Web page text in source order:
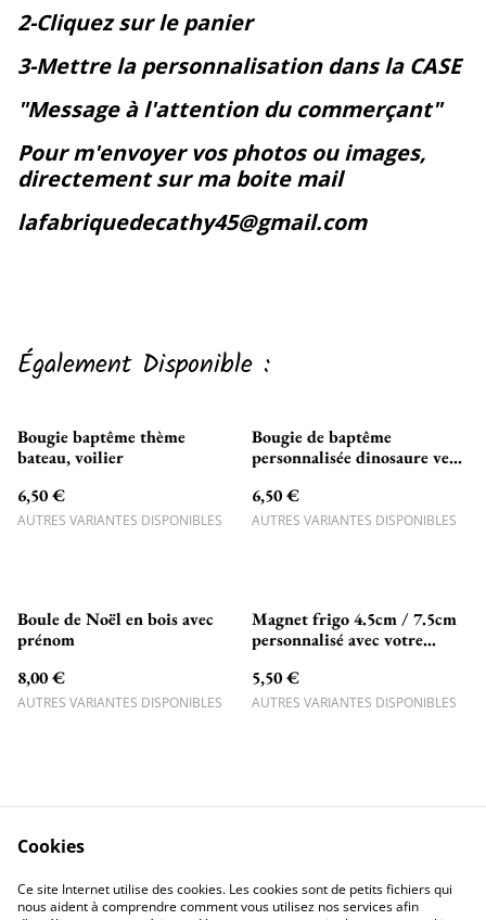
2-Cliquez sur le panier
3-Mettre la personnalisation dans la CASE
"Message à l'attention du commerçant"
Pour m'envoyer vos photos ou images,
directement sur ma boite mail
lafabriquedecathy45@gmail.com
Également Disponible :
Bougie baptême thème
bateau, voilier
6,50 €
AUTRES VARIANTES DISPONIBLES
Bougie de baptême
personnalisée dinosaure vert
6,50 €
AUTRES VARIANTES DISPONIBLES
Boule de Noël en bois avec
prénom
8,00 €
AUTRES VARIANTES DISPONIBLES
Magnet frigo 4.5cm / 7.5cm
personnalisé avec votre
5,50 €
AUTRES VARIANTES DISPONIBLES
=> Ma Boutique Etsy
<=
=> Mon TikTok <=
Cookies
Ce site Internet utilise des cookies. Les cookies sont de petits fichiers qui
nous aident à comprendre comment vous utilisez nos services afin